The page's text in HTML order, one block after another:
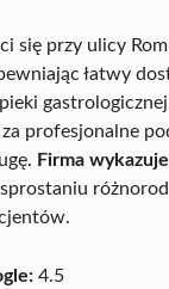
się przy ulicy
łatwy
profesjonalne
Firma
4.5